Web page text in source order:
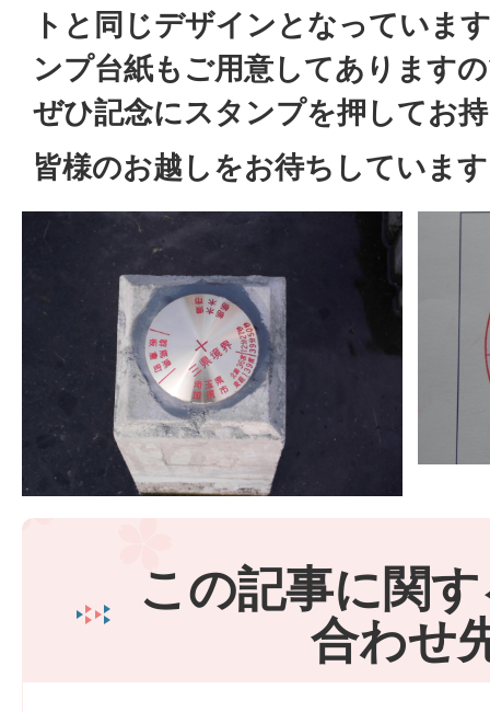
トと同じデザインとなっていま
ンプ台紙もご用意してあります
ぜひ記念にスタンプを押してお
皆様のお越しをお待ちしていま
この記事に関
合わせ